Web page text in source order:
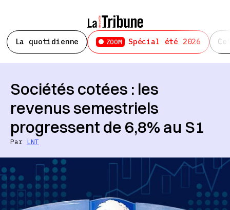
La quotidienne ZOOM Spécial été 2026
Sociétés cotées : les
revenus semestriels
progressent de 6,8% au S1
Par LNT